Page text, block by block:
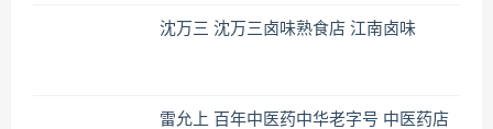
沈万三 沈万三卤味熟食店 江南卤味
雷允上 百年中医药中华老字号 中医药店